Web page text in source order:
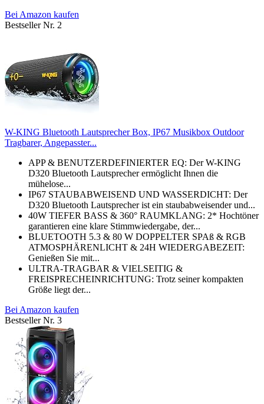
Bei Amazon kaufen
Bestseller Nr. 2
W-KING Bluetooth Lautsprecher Box, IP67 Musikbox Outdoor
Tragbarer, Angepasster...
APP & BENUTZERDEFINIERTER EQ: Der W-KING
D320 Bluetooth Lautsprecher ermöglicht Ihnen die
mühelose...
IP67 STAUBABWEISEND UND WASSERDICHT: Der
D320 Bluetooth Lautsprecher ist ein staubabweisender und...
40W TIEFER BASS & 360° RAUMKLANG: 2* Hochtöner
garantieren eine klare Stimmwiedergabe, der...
BLUETOOTH 5.3 & 80 W DOPPELTER SPAß & RGB
ATMOSPHÄRENLICHT & 24H WIEDERGABEZEIT:
Genießen Sie mit...
ULTRA-TRAGBAR & VIELSEITIG &
FREISPRECHEINRICHTUNG: Trotz seiner kompakten
Größe liegt der...
Bei Amazon kaufen
Bestseller Nr. 3